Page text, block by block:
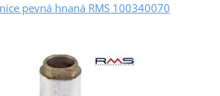
pevná hnaná RMS 100340070